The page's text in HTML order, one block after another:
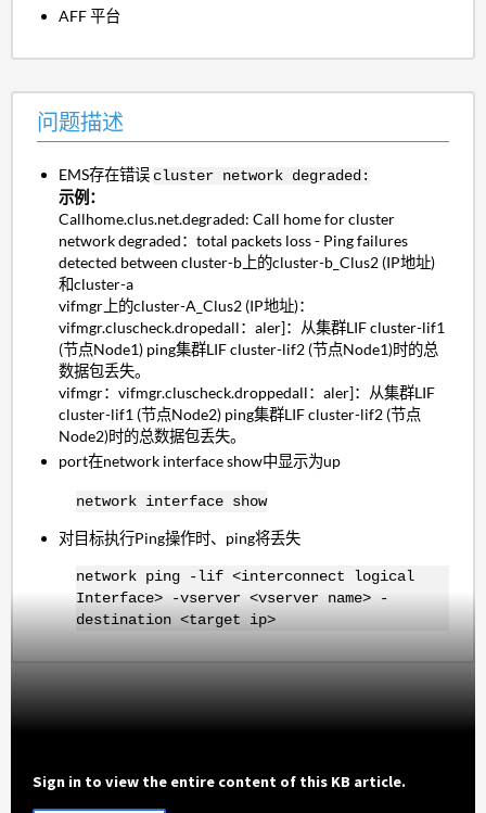
AFF 平台
问题描述
EMS存在错误 cluster network degraded:
示例：
Callhome.clus.net.degraded: Call home for cluster
network degraded：total packets loss - Ping failures
detected between cluster-b上的cluster-b_Clus2 (IP地址)
和cluster-a
vifmgr上的cluster-A_Clus2 (IP地址)：
vifmgr.cluscheck.dropedall：aler]：从集群LIF cluster-lif1
(节点Node1) ping集群LIF cluster-lif2 (节点Node1)时的总
数据包丢失。
vifmgr：vifmgr.cluscheck.droppedall：aler]：从集群LIF
cluster-lif1 (节点Node2) ping集群LIF cluster-lif2 (节点
Node2)时的总数据包丢失。
port在network interface show中显示为up
network interface show
对目标执行Ping操作时、ping将丢失
network ping -lif <interconnect logical
Interface> -vserver <vserver name> -
destination <target ip>
Sign in to view the entire content of this KB article.